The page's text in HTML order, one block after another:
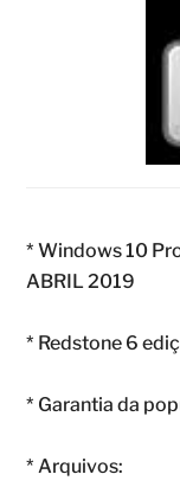
* Windows 10
ABRIL 2019
* Redstone 6
* Garantia da
* Arquivos: